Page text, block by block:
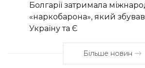
Болгарії затримала
«наркобарона», який
Україну та Є
Більше новин